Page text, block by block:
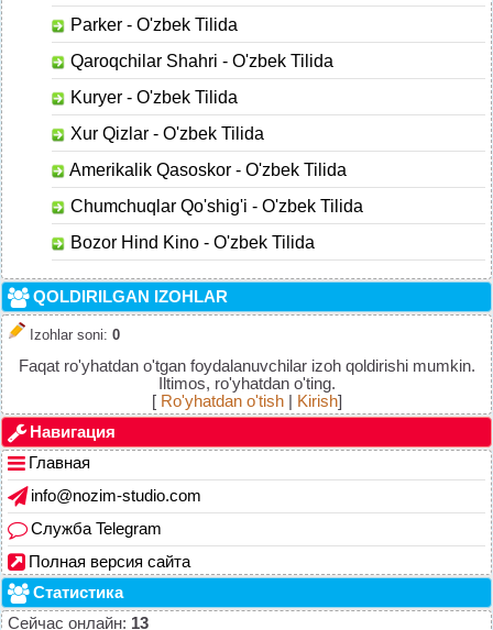
Parker - O'zbek Tilida
Qaroqchilar Shahri - O'zbek Tilida
Kuryer - O'zbek Tilida
Xur Qizlar - O'zbek Tilida
Amerikalik Qasoskor - O'zbek Tilida
Chumchuqlar Qo'shig'i - O'zbek Tilida
Bozor Hind Kino - O'zbek Tilida
QOLDIRILGAN IZOHLAR
Izohlar soni: 0
Faqat ro'yhatdan o'tgan foydalanuvchilar izoh qoldirishi mumkin.
Iltimos, ro'yhatdan o'ting.
[ Ro'yhatdan o'tish| Kirish]
Навигация
Главная
info@nozim-studio.com
Служба Telegram
Полная версия сайта
Статистика
Сейчас онлайн: 13